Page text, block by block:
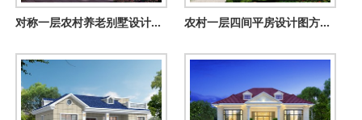
对称一层农村养老别墅设计方案，室内户型布局合理，14x12米 农村一层四间平房设计图方案，含外观图片，预算10万